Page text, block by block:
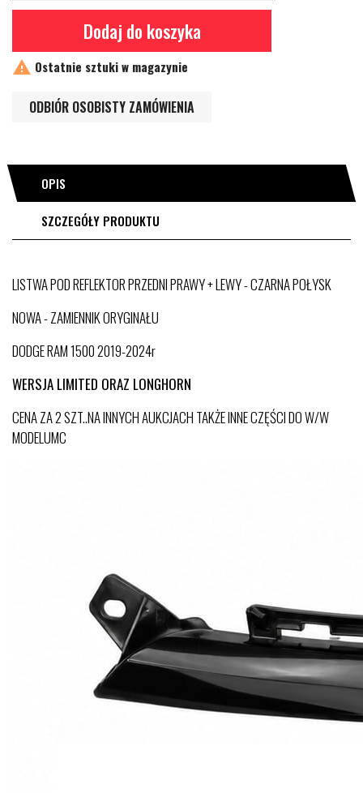
Dodaj do koszyka
 Ostatnie sztuki w magazynie
ODBIÓR OSOBISTY ZAMÓWIENIA
OPIS
SZCZEGÓŁY PRODUKTU
LISTWA POD REFLEKTOR PRZEDNI PRAWY + LEWY - CZARNA POŁYSK
NOWA - ZAMIENNIK ORYGINAŁU
DODGE RAM 1500 2019-2024r
WERSJA LIMITED ORAZ LONGHORN
CENA ZA 2 SZT..NA INNYCH AUKCJACH TAKŻE INNE CZĘŚCI DO W/W
MODELUMC